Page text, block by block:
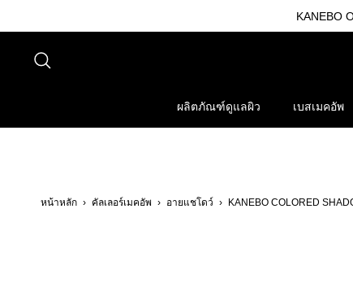
KANEBO
ผลิตภัณฑ์ดูแลผิว เบสเมคอัพ
หน้าหลัก › คัลเลอร์เมคอัพ › อายแชโดว์ › KANEBO COLORED